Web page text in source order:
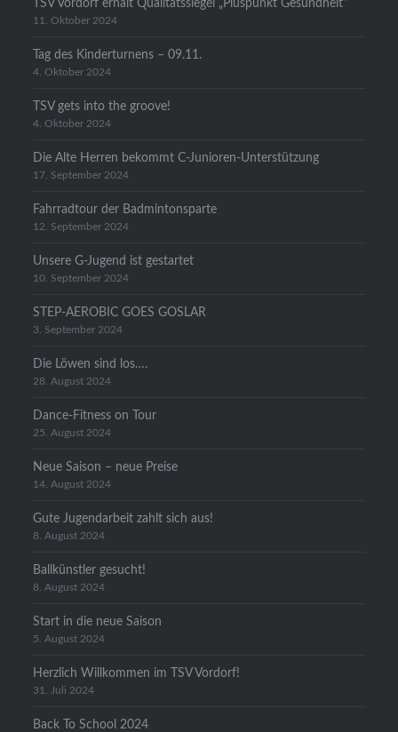
TSV Vordorf erhält Qualitätssiegel „Pluspunkt Gesundheit“
11. Oktober 2024
Tag des Kinderturnens – 09.11.
4. Oktober 2024
TSV gets into the groove!
4. Oktober 2024
Die Alte Herren bekommt C-Junioren-Unterstützung
17. September 2024
Fahrradtour der Badmintonsparte
12. September 2024
Unsere G-Jugend ist gestartet
10. September 2024
STEP-AEROBIC GOES GOSLAR
3. September 2024
Die Löwen sind los….
28. August 2024
Dance-Fitness on Tour
25. August 2024
Neue Saison – neue Preise
14. August 2024
Gute Jugendarbeit zahlt sich aus!
8. August 2024
Ballkünstler gesucht!
8. August 2024
Start in die neue Saison
5. August 2024
Herzlich Willkommen im TSV Vordorf!
31. Juli 2024
Back To School 2024